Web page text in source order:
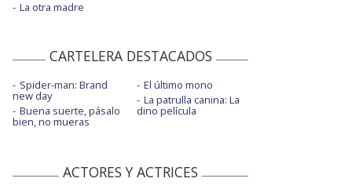
La otra madre
CARTELERA DESTACADOS
Spider-man: Brand
new day
Buena suerte, pásalo
bien, no mueras
El último mono
La patrulla canina: La
dino película
ACTORES Y ACTRICES